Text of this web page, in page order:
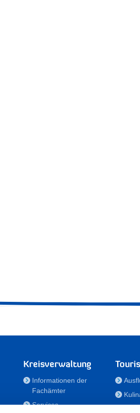
Kreisverwaltung
Informationen der
Fachämter
Services